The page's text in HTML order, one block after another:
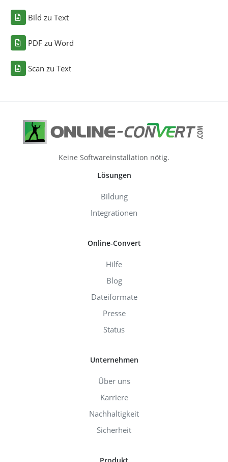
Bild zu Text
PDF zu Word
Scan zu Text
Keine Softwareinstallation nötig.
Lösungen
Bildung
Integrationen
Online-Convert
Hilfe
Blog
Dateiformate
Presse
Status
Unternehmen
Über uns
Karriere
Nachhaltigkeit
Sicherheit